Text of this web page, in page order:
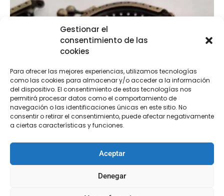
Gestionar el
consentimiento de las
cookies
Para ofrecer las mejores experiencias, utilizamos tecnologías
como las cookies para almacenar y/o acceder a la información
del dispositivo. El consentimiento de estas tecnologías nos
permitirá procesar datos como el comportamiento de
navegación o las identificaciones únicas en este sitio. No
consentir o retirar el consentimiento, puede afectar negativamente
a ciertas características y funciones.
Aceptar
Denegar